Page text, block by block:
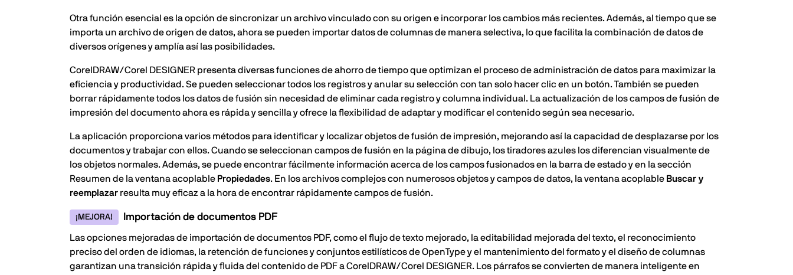
Otra función esencial es la opción de sincronizar un archivo vinculado con su origen e incorporar los cambios más recientes. Además, al tiempo que se
importa un archivo de origen de datos, ahora se pueden importar datos de columnas de manera selectiva, lo que facilita la combinación de datos de
diversos orígenes y amplía así las posibilidades.
CorelDRAW/Corel DESIGNER presenta diversas funciones de ahorro de tiempo que optimizan el proceso de administración de datos para maximizar la
eficiencia y productividad. Se pueden seleccionar todos los registros y anular su selección con tan solo hacer clic en un botón. También se pueden
borrar rápidamente todos los datos de fusión sin necesidad de eliminar cada registro y columna individual. La actualización de los campos de fusión de
impresión del documento ahora es rápida y sencilla y ofrece la flexibilidad de adaptar y modificar el contenido según sea necesario.
La aplicación proporciona varios métodos para identificar y localizar objetos de fusión de impresión, mejorando así la capacidad de desplazarse por los
documentos y trabajar con ellos. Cuando se seleccionan campos de fusión en la página de dibujo, los tiradores azules los diferencian visualmente de
los objetos normales. Además, se puede encontrar fácilmente información acerca de los campos fusionados en la barra de estado y en la sección
Resumen de la ventana acoplable Propiedades. En los archivos complejos con numerosos objetos y campos de datos, la ventana acoplable Buscar y
reemplazar resulta muy eficaz a la hora de encontrar rápidamente campos de fusión.
¡MEJORA! Importación de documentos PDF
Las opciones mejoradas de importación de documentos PDF, como el flujo de texto mejorado, la editabilidad mejorada del texto, el reconocimiento
preciso del orden de idiomas, la retención de funciones y conjuntos estilísticos de OpenType y el mantenimiento del formato y el diseño de columnas
garantizan una transición rápida y fluida del contenido de PDF a CorelDRAW/Corel DESIGNER. Los párrafos se convierten de manera inteligente en